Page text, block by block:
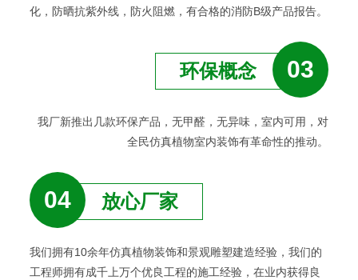
化，防晒抗紫外线，防火阻燃，有合格的消防B级产品报告。
03
环保概念
我厂新推出几款环保产品，无甲醛，无异味，室内可用，对
全民仿真植物室内装饰有革命性的推动。
04 放心厂家
我们拥有10余年仿真植物装饰和景观雕塑建造经验，我们的
工程师拥有成千上万个优良工程的施工经验，在业内获得良